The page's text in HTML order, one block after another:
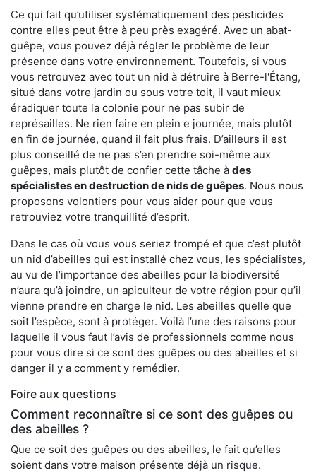
Ce qui fait qu’utiliser systématiquement des pesticides
contre elles peut être à peu près exagéré. Avec un abat-
guêpe, vous pouvez déjà régler le problème de leur
présence dans votre environnement. Toutefois, si vous
vous retrouvez avec tout un nid à détruire à Berre-l'Étang,
situé dans votre jardin ou sous votre toit, il vaut mieux
éradiquer toute la colonie pour ne pas subir de
représailles. Ne rien faire en plein e journée, mais plutôt
en fin de journée, quand il fait plus frais. D’ailleurs il est
plus conseillé de ne pas s’en prendre soi-même aux
guêpes, mais plutôt de confier cette tâche à des
spécialistes en destruction de nids de guêpes. Nous nous
proposons volontiers pour vous aider pour que vous
retrouviez votre tranquillité d’esprit.
Dans le cas où vous vous seriez trompé et que c’est plutôt
un nid d’abeilles qui est installé chez vous, les spécialistes,
au vu de l’importance des abeilles pour la biodiversité
n’aura qu’à joindre, un apiculteur de votre région pour qu’il
vienne prendre en charge le nid. Les abeilles quelle que
soit l’espèce, sont à protéger. Voilà l’une des raisons pour
laquelle il vous faut l’avis de professionnels comme nous
pour vous dire si ce sont des guêpes ou des abeilles et si
danger il y a comment y remédier.
Foire aux questions
Comment reconnaître si ce sont des guêpes ou
des abeilles ?
Que ce soit des guêpes ou des abeilles, le fait qu’elles
soient dans votre maison présente déjà un risque.